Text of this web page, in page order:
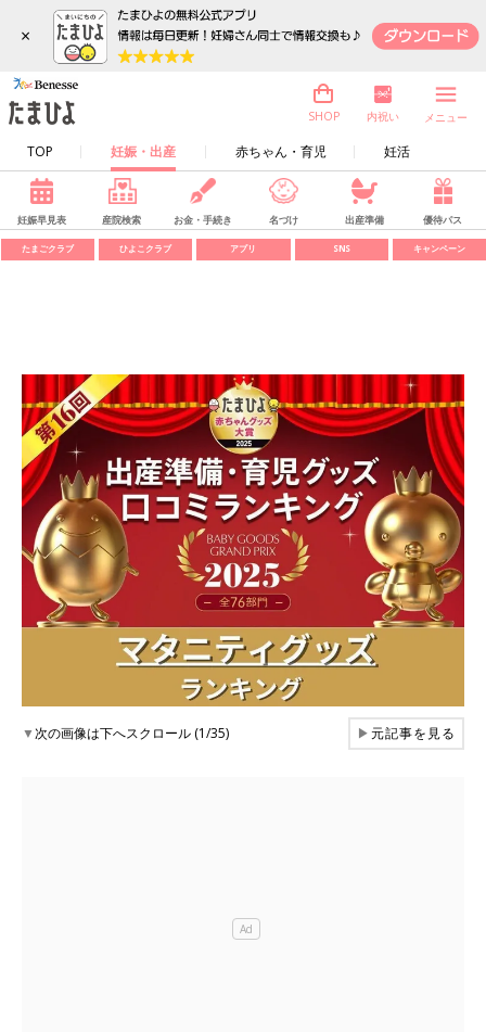
×
TOP 妊娠・出産 赤ちゃん・育児 妊活
SHOP 内祝い メニュー
妊娠早見表 産院検索 お金・手続き 名づけ 出産準備 優待パス
たまごクラブ ひよこクラブ アプリ SNS キャンペーン
▼次の画像は下へスクロール (1/35) ▶元記事を見る